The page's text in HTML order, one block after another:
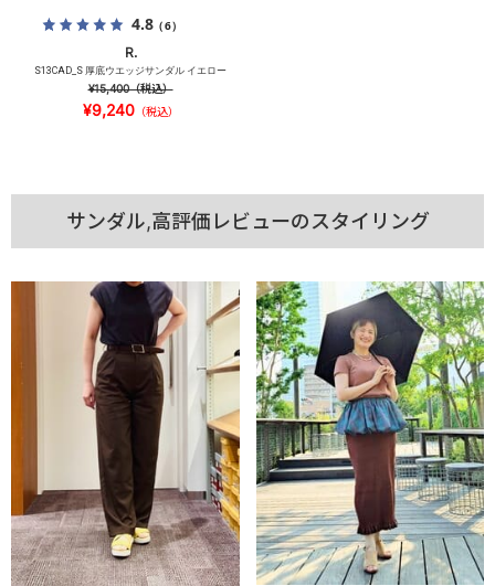
4.8（6）
R.
S13CAD_S 厚底ウエッジサンダル イエロー
¥15,400（税込）
¥9,240（税込）
サンダル,高評価レビューのスタイリング